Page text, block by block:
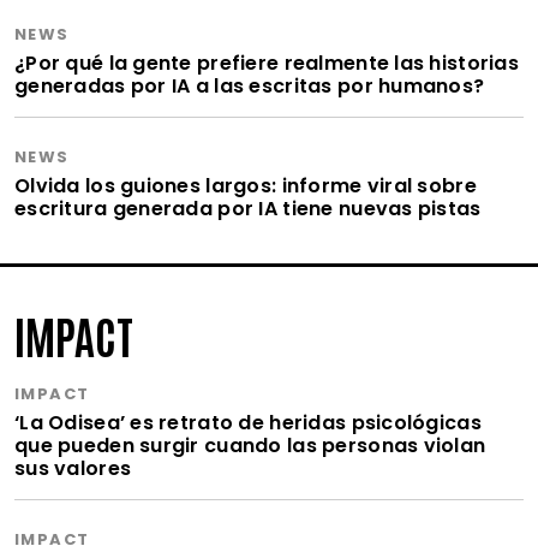
NEWS
¿Por qué la gente prefiere realmente las historias
generadas por IA a las escritas por humanos?
NEWS
Olvida los guiones largos: informe viral sobre
escritura generada por IA tiene nuevas pistas
IMPACT
IMPACT
‘La Odisea’ es retrato de heridas psicológicas
que pueden surgir cuando las personas violan
sus valores
IMPACT